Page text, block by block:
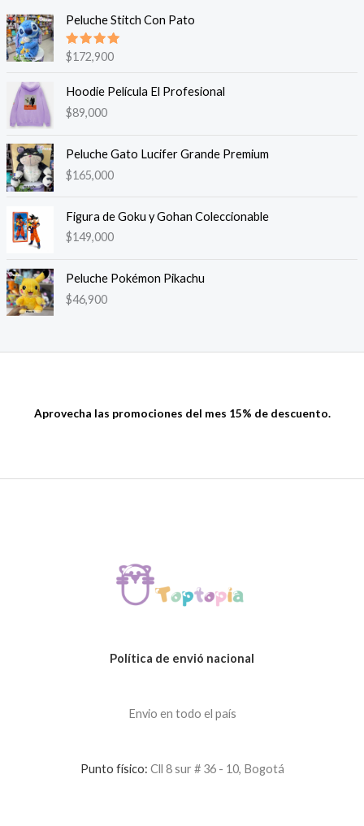
Peluche Stitch Con Pato
Valorado
en
5.00
$172,900
Hoodie Película El Profesional
$89,000
Peluche Gato Lucifer Grande Premium
$165,000
Figura de Goku y Gohan Coleccionable
$149,000
Peluche Pokémon Pikachu
$46,900
Aprovecha las promociones del mes 15% de descuento.
Política de envió nacional
Envio en todo el país
Punto físico: Cll 8 sur # 36 - 10, Bogotá